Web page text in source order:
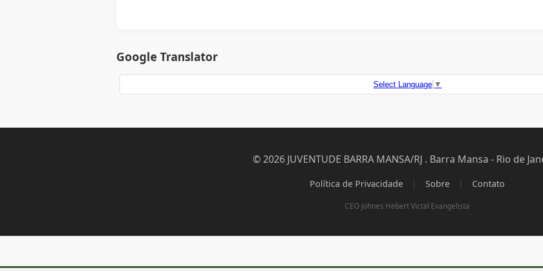
Google Translator
Select Language ▼
© 2026 JUVENTUDE BARRA MANSA/RJ . Barra Mansa - Rio de
Política de Privacidade | Sobre | Contato
CEO Johnes Hebert Victal Evangelista